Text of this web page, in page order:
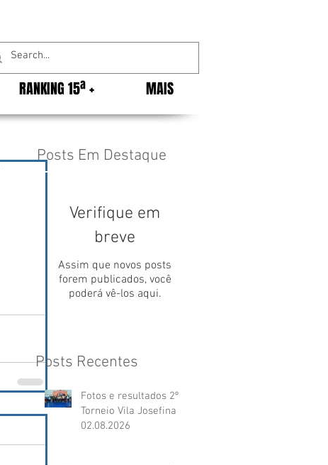
RANKING 15ª + MAIS
Posts Em Destaque
Verifique em
breve
Assim que novos posts
forem publicados, você
poderá vê-los aqui.
Posts Recentes
Fotos e resultados 2º
Torneio Vila Josefina
02.08.2026